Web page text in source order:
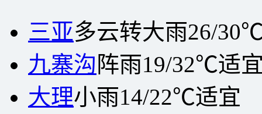
三亚多云转大雨26/
九寨沟 阵雨19/32℃适
大理小雨14/22℃适宜